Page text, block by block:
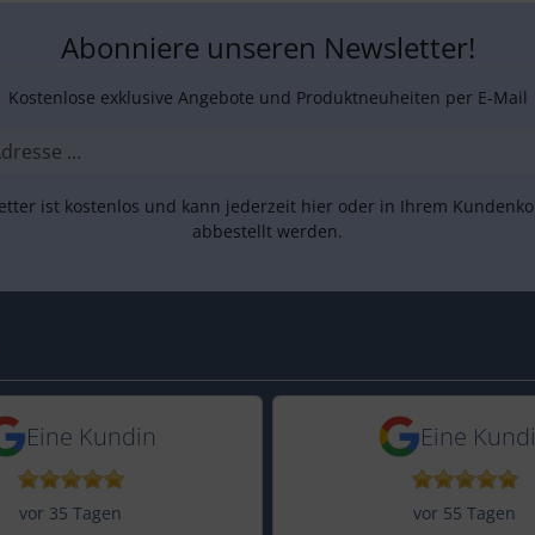
Abonniere unseren Newsletter!
Kostenlose exklusive Angebote und Produktneuheiten per E-Mail
ist kostenlos und kann jederzeit hier oder in Ihrem
abbestellt werden.
5,0 von 5 Sternen
vor 17 Tagen
5 Sternen von einer Kundin vor 35
Eine Kundin
vor 35 Tagen
5 von 5Eine
vor 55 Tagen